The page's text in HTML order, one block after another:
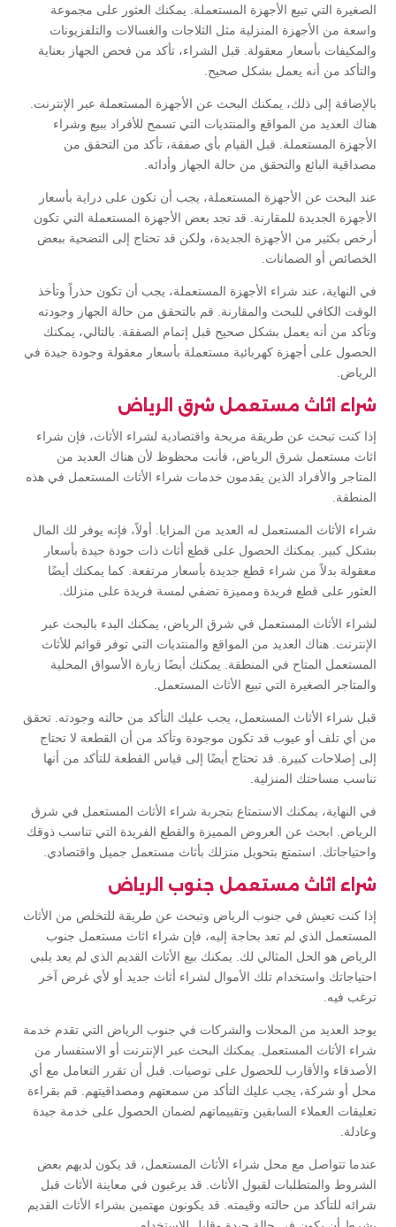
الصغيرة التي تبيع الأجهزة المستعملة. يمكنك العثور على مجموعة
واسعة من الأجهزة المنزلية مثل الثلاجات والغسالات والتلفزيونات
والمكيفات بأسعار معقولة. قبل الشراء، تأكد من فحص الجهاز بعناية
والتأكد من أنه يعمل بشكل صحيح.
بالإضافة إلى ذلك، يمكنك البحث عن الأجهزة المستعملة عبر الإنترنت.
هناك العديد من المواقع والمنتديات التي تسمح للأفراد ببيع وشراء
الأجهزة المستعملة. قبل القيام بأي صفقة، تأكد من التحقق من
مصداقية البائع والتحقق من حالة الجهاز وأدائه.
عند البحث عن الأجهزة المستعملة، يجب أن تكون على دراية بأسعار
الأجهزة الجديدة للمقارنة. قد تجد بعض الأجهزة المستعملة التي تكون
أرخص بكثير من الأجهزة الجديدة، ولكن قد تحتاج إلى التضحية ببعض
الخصائص أو الضمانات.
في النهاية، عند شراء الأجهزة المستعملة، يجب أن تكون حذراً وتأخذ
الوقت الكافي للبحث والمقارنة. قم بالتحقق من حالة الجهاز وجودته
وتأكد من أنه يعمل بشكل صحيح قبل إتمام الصفقة. بالتالي، يمكنك
الحصول على أجهزة كهربائية مستعملة بأسعار معقولة وجودة جيدة في
الرياض.
شراء اثاث مستعمل شرق الرياض
إذا كنت تبحث عن طريقة مريحة واقتصادية لشراء الأثاث، فإن شراء
اثاث مستعمل شرق الرياض، فأنت محظوظ لأن هناك العديد من
المتاجر والأفراد الذين يقدمون خدمات شراء الأثاث المستعمل في هذه
المنطقة.
شراء الأثاث المستعمل له العديد من المزايا. أولاً، فإنه يوفر لك المال
بشكل كبير. يمكنك الحصول على قطع أثاث ذات جودة جيدة بأسعار
معقولة بدلاً من شراء قطع جديدة بأسعار مرتفعة. كما يمكنك أيضًا
العثور على قطع فريدة ومميزة تضفي لمسة فريدة على منزلك.
لشراء الأثاث المستعمل في شرق الرياض، يمكنك البدء بالبحث عبر
الإنترنت. هناك العديد من المواقع والمنتديات التي توفر قوائم للأثاث
المستعمل المتاح في المنطقة. يمكنك أيضًا زيارة الأسواق المحلية
والمتاجر الصغيرة التي تبيع الأثاث المستعمل.
قبل شراء الأثاث المستعمل، يجب عليك التأكد من حالته وجودته. تحقق
من أي تلف أو عيوب قد تكون موجودة وتأكد من أن القطعة لا تحتاج
إلى إصلاحات كبيرة. قد تحتاج أيضًا إلى قياس القطعة للتأكد من أنها
تناسب مساحتك المنزلية.
في النهاية، يمكنك الاستمتاع بتجربة شراء الأثاث المستعمل في شرق
الرياض. ابحث عن العروض المميزة والقطع الفريدة التي تناسب ذوقك
واحتياجاتك. استمتع بتحويل منزلك بأثاث مستعمل جميل واقتصادي.
شراء اثاث مستعمل جنوب الرياض
إذا كنت تعيش في جنوب الرياض وتبحث عن طريقة للتخلص من الأثاث
المستعمل الذي لم تعد بحاجة إليه، فإن شراء اثاث مستعمل جنوب
الرياض هو الحل المثالي لك. يمكنك بيع الأثاث القديم الذي لم يعد يلبي
احتياجاتك واستخدام تلك الأموال لشراء أثاث جديد أو لأي غرض آخر
ترغب فيه.
يوجد العديد من المحلات والشركات في جنوب الرياض التي تقدم خدمة
شراء الأثاث المستعمل. يمكنك البحث عبر الإنترنت أو الاستفسار من
الأصدقاء والأقارب للحصول على توصيات. قبل أن تقرر التعامل مع أي
محل أو شركة، يجب عليك التأكد من سمعتهم ومصداقيتهم. قم بقراءة
تعليقات العملاء السابقين وتقييماتهم لضمان الحصول على خدمة جيدة
وعادلة.
عندما تتواصل مع محل شراء الأثاث المستعمل، قد يكون لديهم بعض
الشروط والمتطلبات لقبول الأثاث. قد يرغبون في معاينة الأثاث قبل
شرائه للتأكد من حالته وقيمته. قد يكونون مهتمين بشراء الأثاث القديم